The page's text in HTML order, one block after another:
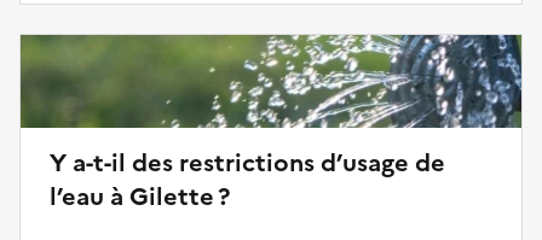
Y a-t-il des restrictions d’usage de
l’eau à Gilette ?